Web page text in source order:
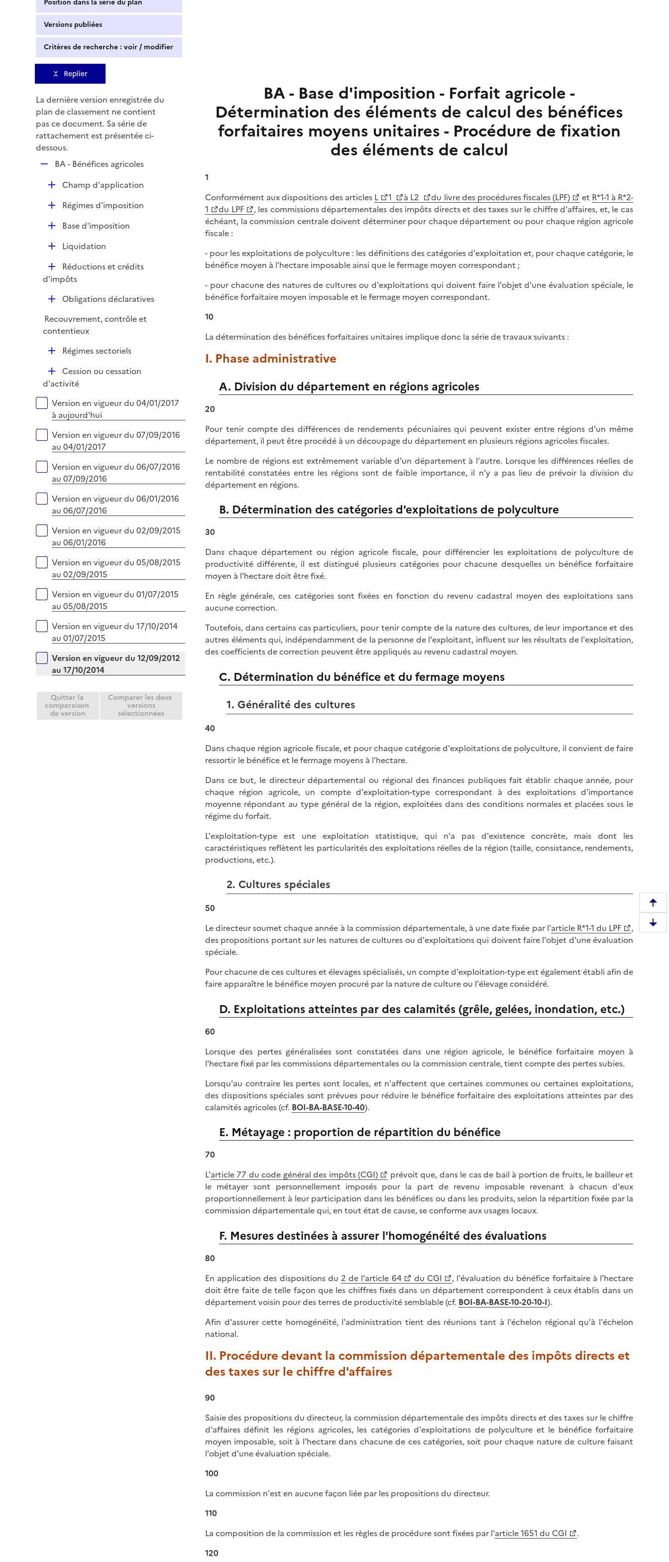
Position dans la série du plan
Versions publiées
Critères de recherche : voir / modifier
Replier
La dernière version enregistrée du
plan de classement ne contient
pas ce document. Sa série de
rattachement est présentée ci-
dessous.
p
l
i
e
BA - Bénéfices agricoles
DChamp d'application
D
r
Régimes d'imposition
D
e
Base d'imposition
D
l
r
Liquidation
D
é
e
r
Réductions et crédits
d'impôts
D
p
l
Obligations déclaratives
Recouvrement, contrôle et
contentieux
D
l
i
e
r
Régimes sectoriels
D
é
l
i
e
Cession ou cessation
d'activité
Versions sur la période
Version en vigueur du 04/01/2017
à aujourd'hui
Version en vigueur du 07/09/2016
au 04/01/2017
Version en vigueur du 06/07/2016
au 07/09/2016
Version en vigueur du 06/01/2016
au 06/07/2016
Version en vigueur du 02/09/2015
au 06/01/2016
Version en vigueur du 05/08/2015
au 02/09/2015
Version en vigueur du 01/07/2015
au 05/08/2015
Version en vigueur du 17/10/2014
au 01/07/2015
Version en vigueur du 12/09/2012
au 17/10/2014
Quitter la
comparaison
de version
Comparer les deux
versions
sélectionnées
BA - Base d'imposition - Forfait agricole -
Détermination des éléments de calcul des bénéfices
forfaitaires moyens unitaires - Procédure de fixation
des éléments de calcul
1
Conformément aux dispositions des articles L 1 à L2 du livre des procédures fiscales (LPF) et R*1-1 à R*2-
1
du LPF
, les commissions départementales des impôts directs et des taxes sur le chiffre d'affaires, et, le cas
échéant, la commission centrale doivent déterminer pour chaque département ou pour chaque région agricole
fiscale :
- pour les exploitations de polyculture : les définitions des catégories d'exploitation et, pour chaque catégorie, le
bénéfice moyen à l'hectare imposable ainsi que le fermage moyen correspondant ;
- pour chacune des natures de cultures ou d'exploitations qui doivent faire l'objet d'une évaluation spéciale, le
bénéfice forfaitaire moyen imposable et le fermage moyen correspondant.
10
La détermination des bénéfices forfaitaires unitaires implique donc la série de travaux suivants :
I. Phase administrative
A. Division du département en régions agricoles
20
Pour tenir compte des différences de rendements pécuniaires qui peuvent exister entre régions d'un même
département, il peut être procédé à un découpage du département en plusieurs régions agricoles fiscales.
Le nombre de régions est extrêmement variable d'un département à l'autre. Lorsque les différences réelles de
rentabilité constatées entre les régions sont de faible importance, il n'y a pas lieu de prévoir la division du
département en régions.
B. Détermination des catégories d'exploitations de polyculture
30
Dans chaque département ou région agricole fiscale, pour différencier les exploitations de polyculture de
productivité différente, il est distingué plusieurs catégories pour chacune desquelles un bénéfice forfaitaire
moyen à l'hectare doit être fixé.
En règle générale, ces catégories sont fixées en fonction du revenu cadastral moyen des exploitations sans
aucune correction.
Toutefois, dans certains cas particuliers, pour tenir compte de la nature des cultures, de leur importance et des
autres éléments qui, indépendamment de la personne de l'exploitant, influent sur les résultats de l'exploitation,
des coefficients de correction peuvent être appliqués au revenu cadastral moyen.
C. Détermination du bénéfice et du fermage moyens
1. Généralité des cultures
40
Dans chaque région agricole fiscale, et pour chaque catégorie d'exploitations de polyculture, il convient de faire
ressortir le bénéfice et le fermage moyens à l'hectare.
Dans ce but, le directeur départemental ou régional des finances publiques fait établir chaque année, pour
chaque région agricole, un compte d'exploitation-type correspondant à des exploitations d'importance
moyenne répondant au type général de la région, exploitées dans des conditions normales et placées sous le
régime du forfait.
L'exploitation-type est une exploitation statistique, qui n'a pas d'existence concrète, mais dont les
caractéristiques reflètent les particularités des exploitations réelles de la région (taille, consistance, rendements,
productions, etc.).
2. Cultures spéciales
50
Le directeur soumet chaque année à la commission départementale, à une date fixée par l'article R*1-1 du LPF
,
des propositions portant sur les natures de cultures ou d'exploitations qui doivent faire l'objet d'une évaluation
spéciale.
Pour chacune de ces cultures et élevages spécialisés, un compte d'exploitation-type est également établi afin de
faire apparaître le bénéfice moyen procuré par la nature de culture ou l'élevage considéré.
D. Exploitations atteintes par des calamités (grêle, gelées, inondation, etc.)
60
Lorsque des pertes généralisées sont constatées dans une région agricole, le bénéfice forfaitaire moyen à
l'hectare fixé par les commissions départementales ou la commission centrale, tient compte des pertes subies.
Lorsqu'au contraire les pertes sont locales, et n'affectent que certaines communes ou certaines exploitations,
des dispositions spéciales sont prévues pour réduire le bénéfice forfaitaire des exploitations atteintes par des
calamités agricoles (cf. BOI-BA-BASE-10-40).
E. Métayage : proportion de répartition du bénéfice
70
L'article 77 du code général des impôts (CGI)
prévoit que, dans le cas de bail à portion de fruits, le bailleur et
le métayer sont personnellement imposés pour la part de revenu imposable revenant à chacun d'eux
proportionnellement à leur participation dans les bénéfices ou dans les produits, selon la répartition fixée par la
commission départementale qui, en tout état de cause, se conforme aux usages locaux.
F. Mesures destinées à assurer l'homogénéité des évaluations
80
En application des dispositions du 2 de l'article 64 du CGI
, l'évaluation du bénéfice forfaitaire à l'hectare
doit être faite de telle façon que les chiffres fixés dans un département correspondent à ceux établis dans un
département voisin pour des terres de productivité semblable (cf. BOI-BA-BASE-10-20-10-I).
Afin d'assurer cette homogénéité, l'administration tient des réunions tant à l'échelon régional qu'à l'échelon
national.
II. Procédure devant la commission départementale des impôts directs et
des taxes sur le chiffre d'affaires
90
Saisie des propositions du directeur, la commission départementale des impôts directs et des taxes sur le chiffre
d'affaires définit les régions agricoles, les catégories d'exploitations de polyculture et le bénéfice forfaitaire
moyen imposable, soit à l'hectare dans chacune de ces catégories, soit pour chaque nature de culture faisant
l'objet d'une évaluation spéciale.
100
La commission n'est en aucune façon liée par les propositions du directeur.
110
La composition de la commission et les règles de procédure sont fixées par l'article 1651 du CGI
.
120
e
m
D